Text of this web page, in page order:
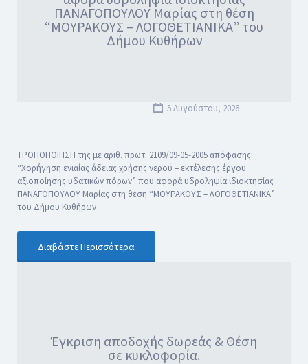
ΠΑΝΑΓΟΠΟΥΛΟΥ Μαρίας στη θέση
“ΜΟΥΡΑΚΟΥΣ – ΛΟΓΟΘΕΤΙΑΝΙΚΑ” του
Δήμου Κυθήρων
5 Αυγούστου, 2026
ΤΡΟΠΟΠΟΙΗΣΗ της με αριθ. πρωτ. 2109/09-05-2005 απόφασης:
“Χορήγηση ενιαίας άδειας χρήσης νερού – εκτέλεσης έργου
αξιοποίησης υδατικών πόρων” που αφορά υδροληψία ιδιοκτησίας
ΠΑΝΑΓΟΠΟΥΛΟΥ Μαρίας στη θέση “ΜΟΥΡΑΚΟΥΣ – ΛΟΓΟΘΕΤΙΑΝΙΚΑ”
του Δήμου Κυθήρων
Διαβάστε Περισσότερα
Έγκριση αποδοχής δωρεάς & Θέση
σε κυκλοφορία.